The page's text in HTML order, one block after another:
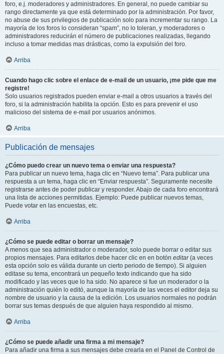
foro, e.j. moderadores y administradores. En general, no puede cambiar su
rango directamente ya que está determinado por la administración. Por favor,
no abuse de sus privilegios de publicación solo para incrementar su rango. La
mayoría de los foros lo consideran “spam”, no lo toleran, y moderadores o
administradores reducirán el número de publicaciones realizadas, llegando
incluso a tomar medidas mas drásticas, como la expulsión del foro.
Arriba
Cuando hago clic sobre el enlace de e-mail de un usuario, ¡me pide que me
registre!
Solo usuarios registrados pueden enviar e-mail a otros usuarios a través del
foro, si la administración habilita la opción. Esto es para prevenir el uso
malicioso del sistema de e-mail por usuarios anónimos.
Arriba
Publicación de mensajes
¿Cómo puedo crear un nuevo tema o enviar una respuesta?
Para publicar un nuevo tema, haga clic en “Nuevo tema”. Para publicar una
respuesta a un tema, haga clic en “Enviar respuesta”. Seguramente necesite
registrarse antes de poder publicar y responder. Abajo de cada foro encontrará
una lista de acciones permitidas. Ejemplo: Puede publicar nuevos temas,
Puede votar en las encuestas, etc.
Arriba
¿Cómo se puede editar o borrar un mensaje?
A menos que sea administrador o moderador, solo puede borrar o editar sus
propios mensajes. Para editarlos debe hacer clic en en botón editar(a veces
esta opción solo es válida durante un cierto periodo de tiempo). Si alguien
editase su tema, encontrará un pequeño texto indicando que ha sido
modificado y las veces que lo ha sido. No aparece si fue un moderador o la
administración quién lo editó, aunque la mayoría de las veces el editor deja su
nombre de usuario y la causa de la edición. Los usuarios normales no podrán
borrar sus temas después de que alguien haya respondido al mismo.
Arriba
¿Cómo se puede añadir una firma a mi mensaje?
Para añadir una firma a sus mensajes debe crearla en el Panel de Control de